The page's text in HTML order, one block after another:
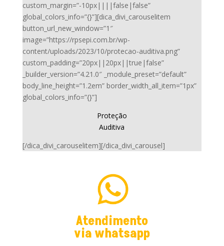
custom_margin=”-10px||||false|false”
global_colors_info=”{}”][dica_divi_carouselitem
button_url_new_window=”1″
image=”https://rpsepi.com.br/wp-
content/uploads/2023/10/protecao-auditiva.png”
custom_padding=”20px||20px||true|false”
_builder_version=”4.21.0″ _module_preset=”default”
body_line_height=”1.2em” border_width_all_item=”1px”
global_colors_info=”{}”]
Proteção
Auditiva
[/dica_divi_carouselitem][/dica_divi_carousel]
Atendimento
via whatsapp